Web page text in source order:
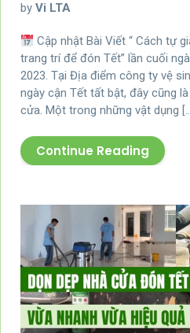
by Vi LTA
Cập nhật Bài Viết “ Cách tự
trang trí để đón Tết” lần cuối
2023. Tại Địa điểm công ty vệ
ngày cận Tết tất bật, đây cũng
cửa. Một trong những vật dụng
Continue Reading